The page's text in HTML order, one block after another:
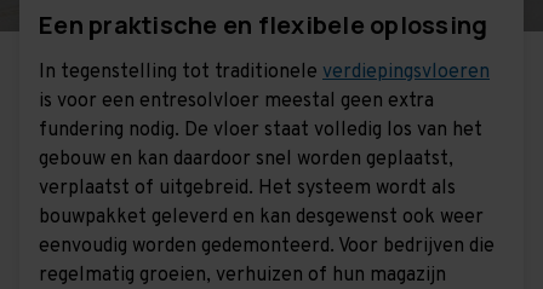
Een praktische en flexibele oplossing
In tegenstelling tot traditionele verdiepingsvloeren
is voor een entresolvloer meestal geen extra
fundering nodig. De vloer staat volledig los van het
gebouw en kan daardoor snel worden geplaatst,
verplaatst of uitgebreid. Het systeem wordt als
bouwpakket geleverd en kan desgewenst ook weer
eenvoudig worden gedemonteerd. Voor bedrijven die
regelmatig groeien, verhuizen of hun magazijn